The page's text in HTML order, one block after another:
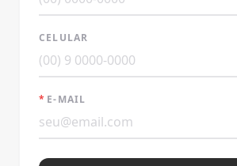
CELULAR
* E-MAIL